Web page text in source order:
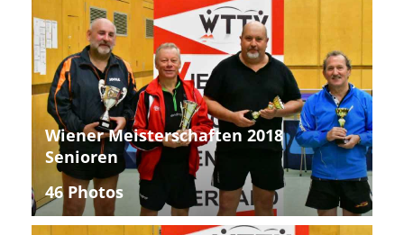
Wiener Meisterschaften 2018
Senioren
46 Photos